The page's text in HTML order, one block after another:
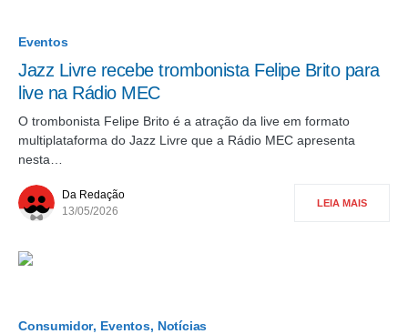
Eventos
Jazz Livre recebe trombonista Felipe Brito para
live na Rádio MEC
O trombonista Felipe Brito é a atração da live em formato
multiplataforma do Jazz Livre que a Rádio MEC apresenta
nesta…
Da Redação
13/05/2026
LEIA MAIS
Consumidor Eventos Notícias